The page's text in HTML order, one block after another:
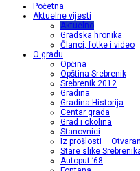
Početna
Aktuelne vijesti
Aktuelno
Gradska hronika
Članci, fotke i video
O gradu
Općina
Opština Srebrenik
Srebrenik 2012
Gradina
Gradina Historija
Centar grada
Grad i okolina
Stanovnici
Iz prošlosti –
Stare slike
Autoput ’68